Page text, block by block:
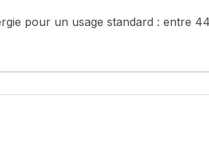
pour un usage standard : entre